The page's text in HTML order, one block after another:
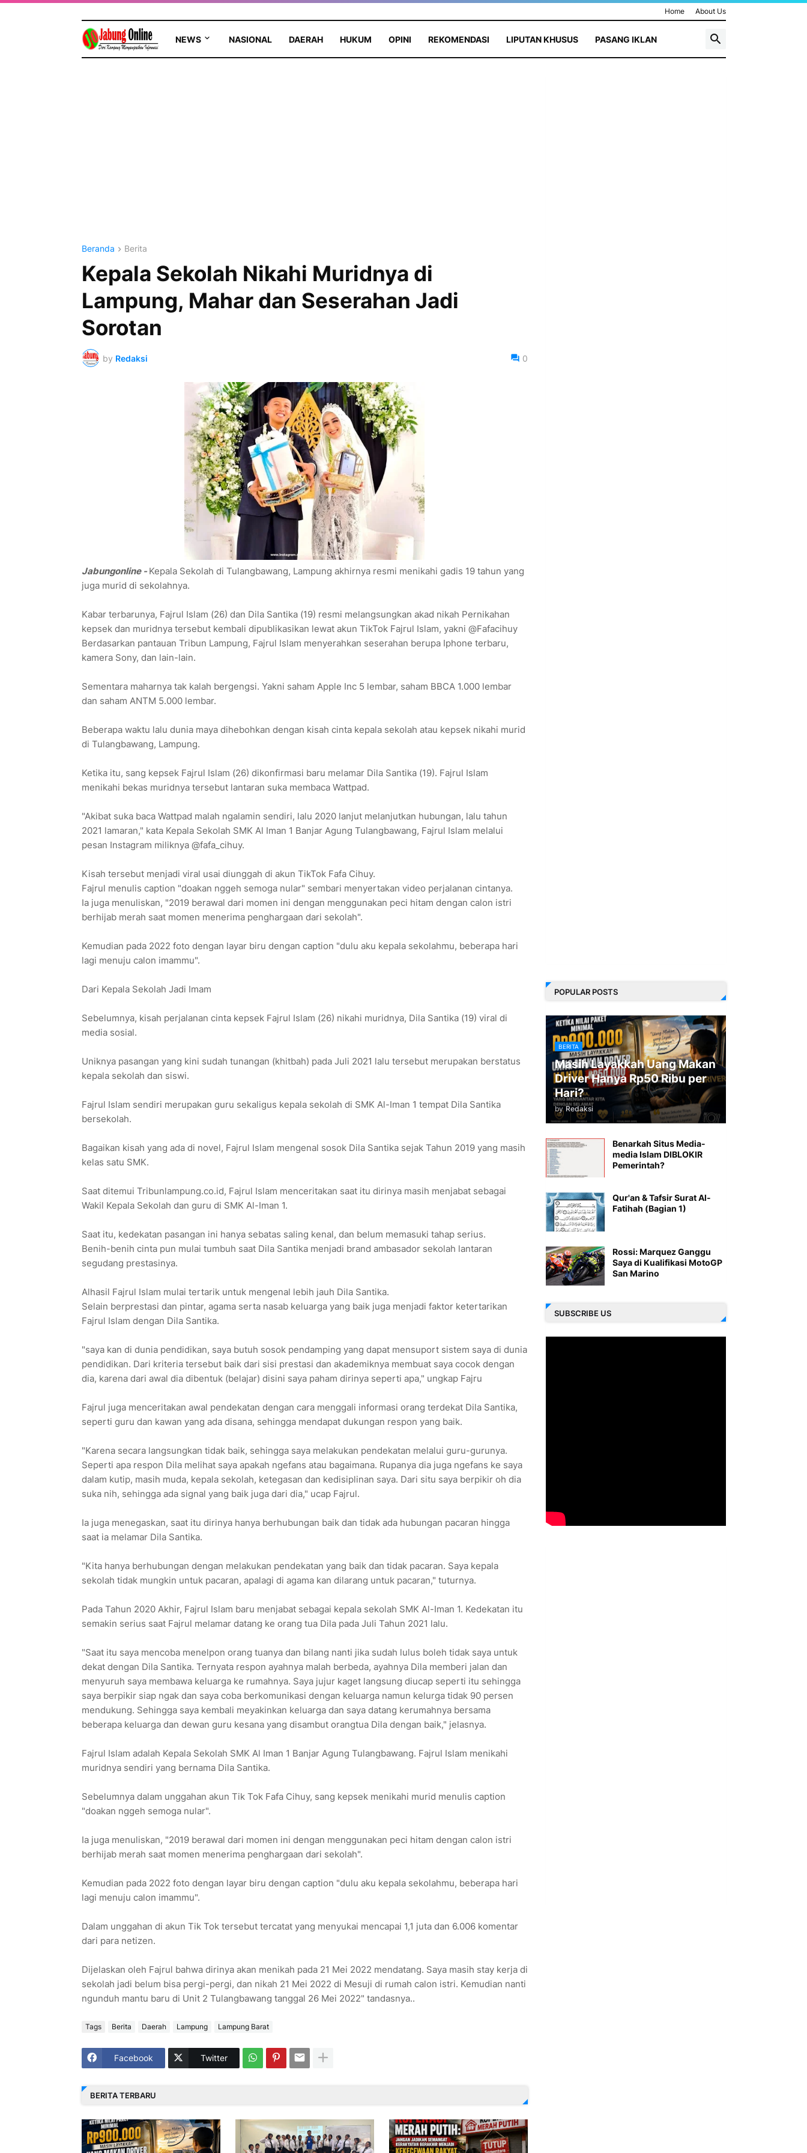
Home About Us
NEWS NASIONAL DAERAH HUKUM OPINI REKOMENDASI LIPUTAN KHUSUS PASANG IKLAN
Beranda Berita
Kepala Sekolah Nikahi Muridnya di
Lampung, Mahar dan Seserahan Jadi
Sorotan
by Redaksi 0
Jabungonline - Kepala Sekolah di Tulangbawang, Lampung akhirnya resmi menikahi gadis 19 tahun yang
juga murid di sekolahnya.
Kabar terbarunya, Fajrul Islam (26) dan Dila Santika (19) resmi melangsungkan akad nikah Pernikahan
kepsek dan muridnya tersebut kembali dipublikasikan lewat akun TikTok Fajrul Islam, yakni @Fafacihuy
Berdasarkan pantauan Tribun Lampung, Fajrul Islam menyerahkan seserahan berupa Iphone terbaru,
kamera Sony, dan lain-lain.
Sementara maharnya tak kalah bergengsi. Yakni saham Apple Inc 5 lembar, saham BBCA 1.000 lembar
dan saham ANTM 5.000 lembar.
Beberapa waktu lalu dunia maya dihebohkan dengan kisah cinta kepala sekolah atau kepsek nikahi murid
di Tulangbawang, Lampung.
Ketika itu, sang kepsek Fajrul Islam (26) dikonfirmasi baru melamar Dila Santika (19). Fajrul Islam
menikahi bekas muridnya tersebut lantaran suka membaca Wattpad.
"Akibat suka baca Wattpad malah ngalamin sendiri, lalu 2020 lanjut melanjutkan hubungan, lalu tahun
2021 lamaran," kata Kepala Sekolah SMK Al Iman 1 Banjar Agung Tulangbawang, Fajrul Islam melalui
pesan Instagram miliknya @fafa_cihuy.
Kisah tersebut menjadi viral usai diunggah di akun TikTok Fafa Cihuy.
Fajrul menulis caption "doakan nggeh semoga nular" sembari menyertakan video perjalanan cintanya.
Ia juga menuliskan, "2019 berawal dari momen ini dengan menggunakan peci hitam dengan calon istri
berhijab merah saat momen menerima penghargaan dari sekolah".
Kemudian pada 2022 foto dengan layar biru dengan caption "dulu aku kepala sekolahmu, beberapa hari
lagi menuju calon imammu".
Dari Kepala Sekolah Jadi Imam
Sebelumnya, kisah perjalanan cinta kepsek Fajrul Islam (26) nikahi muridnya, Dila Santika (19) viral di
media sosial.
Uniknya pasangan yang kini sudah tunangan (khitbah) pada Juli 2021 lalu tersebut merupakan berstatus
kepala sekolah dan siswi.
Fajrul Islam sendiri merupakan guru sekaligus kepala sekolah di SMK Al-Iman 1 tempat Dila Santika
bersekolah.
Bagaikan kisah yang ada di novel, Fajrul Islam mengenal sosok Dila Santika sejak Tahun 2019 yang masih
kelas satu SMK.
Saat ditemui Tribunlampung.co.id, Fajrul Islam menceritakan saat itu dirinya masih menjabat sebagai
Wakil Kepala Sekolah dan guru di SMK Al-Iman 1.
Saat itu, kedekatan pasangan ini hanya sebatas saling kenal, dan belum memasuki tahap serius.
Benih-benih cinta pun mulai tumbuh saat Dila Santika menjadi brand ambasador sekolah lantaran
segudang prestasinya.
Alhasil Fajrul Islam mulai tertarik untuk mengenal lebih jauh Dila Santika.
Selain berprestasi dan pintar, agama serta nasab keluarga yang baik juga menjadi faktor ketertarikan
Fajrul Islam dengan Dila Santika.
"saya kan di dunia pendidikan, saya butuh sosok pendamping yang dapat mensuport sistem saya di dunia
pendidikan. Dari kriteria tersebut baik dari sisi prestasi dan akademiknya membuat saya cocok dengan
dia, karena dari awal dia dibentuk (belajar) disini saya paham dirinya seperti apa," ungkap Fajru
Fajrul juga menceritakan awal pendekatan dengan cara menggali informasi orang terdekat Dila Santika,
seperti guru dan kawan yang ada disana, sehingga mendapat dukungan respon yang baik.
"Karena secara langsungkan tidak baik, sehingga saya melakukan pendekatan melalui guru-gurunya.
Seperti apa respon Dila melihat saya apakah ngefans atau bagaimana. Rupanya dia juga ngefans ke saya
dalam kutip, masih muda, kepala sekolah, ketegasan dan kedisiplinan saya. Dari situ saya berpikir oh dia
suka nih, sehingga ada signal yang baik juga dari dia," ucap Fajrul.
Ia juga menegaskan, saat itu dirinya hanya berhubungan baik dan tidak ada hubungan pacaran hingga
saat ia melamar Dila Santika.
"Kita hanya berhubungan dengan melakukan pendekatan yang baik dan tidak pacaran. Saya kepala
sekolah tidak mungkin untuk pacaran, apalagi di agama kan dilarang untuk pacaran," tuturnya.
Pada Tahun 2020 Akhir, Fajrul Islam baru menjabat sebagai kepala sekolah SMK Al-Iman 1. Kedekatan itu
semakin serius saat Fajrul melamar datang ke orang tua Dila pada Juli Tahun 2021 lalu.
"Saat itu saya mencoba menelpon orang tuanya dan bilang nanti jika sudah lulus boleh tidak saya untuk
dekat dengan Dila Santika. Ternyata respon ayahnya malah berbeda, ayahnya Dila memberi jalan dan
menyuruh saya membawa keluarga ke rumahnya. Saya jujur kaget langsung diucap seperti itu sehingga
saya berpikir siap ngak dan saya coba berkomunikasi dengan keluarga namun kelurga tidak 90 persen
mendukung. Sehingga saya kembali meyakinkan keluarga dan saya datang kerumahnya bersama
beberapa keluarga dan dewan guru kesana yang disambut orangtua Dila dengan baik," jelasnya.
Fajrul Islam adalah Kepala Sekolah SMK Al Iman 1 Banjar Agung Tulangbawang. Fajrul Islam menikahi
muridnya sendiri yang bernama Dila Santika.
Sebelumnya dalam unggahan akun Tik Tok Fafa Cihuy, sang kepsek menikahi murid menulis caption
"doakan nggeh semoga nular".
Ia juga menuliskan, "2019 berawal dari momen ini dengan menggunakan peci hitam dengan calon istri
berhijab merah saat momen menerima penghargaan dari sekolah".
Kemudian pada 2022 foto dengan layar biru dengan caption "dulu aku kepala sekolahmu, beberapa hari
lagi menuju calon imammu".
Dalam unggahan di akun Tik Tok tersebut tercatat yang menyukai mencapai 1,1 juta dan 6.006 komentar
dari para netizen.
Dijelaskan oleh Fajrul bahwa dirinya akan menikah pada 21 Mei 2022 mendatang. Saya masih stay kerja di
sekolah jadi belum bisa pergi-pergi, dan nikah 21 Mei 2022 di Mesuji di rumah calon istri. Kemudian nanti
ngunduh mantu baru di Unit 2 Tulangbawang tanggal 26 Mei 2022" tandasnya..
Tags Berita Daerah Lampung Lampung Barat
Facebook Twitter
BERITA TERBARU
POPULAR POSTS
BERITA
Masih Layakkah Uang Makan
Driver Hanya Rp50 Ribu per
Hari?
by Redaksi
Benarkah Situs Media-
media Islam DIBLOKIR
Pemerintah?
Qur'an & Tafsir Surat Al-
Fatihah (Bagian 1)
Rossi: Marquez Ganggu
Saya di Kualifikasi MotoGP
San Marino
SUBSCRIBE US